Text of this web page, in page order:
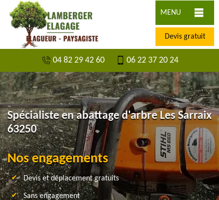
MENU
Devis gratuit
04 82 29 42 60 06 22 37 20 24
Spécialiste en abattage d'arbre Les Sarraix
63250
Nos engagements
Devis et déplacement gratuits
Sans engagement